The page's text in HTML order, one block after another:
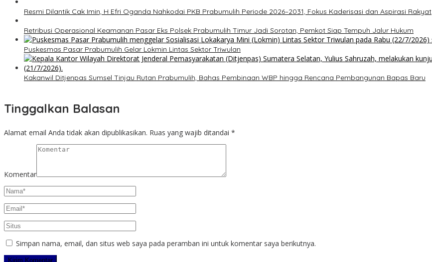
Resmi Dilantik Cak Imin, H Efri Oganda Nahkodai PKB Prabumulih Periode 2026–2031, Fokus Kaderisasi dan Aspirasi Rakyat
Retribusi Operasional Keamanan Pasar Eks Polsek Prabumulih Timur Jadi Sorotan, Pemkot Siap Tempuh Jalur Hukum
Puskesmas Pasar Prabumulih Gelar Lokmin Lintas Sektor Triwulan
Kakanwil Ditjenpas Sumsel Tinjau Rutan Prabumulih, Bahas Pembinaan WBP hingga Rencana Pembangunan Bapas Baru
Tinggalkan Balasan
Alamat email Anda tidak akan dipublikasikan. Ruas yang wajib ditandai *
Komentar
Simpan nama, email, dan situs web saya pada peramban ini untuk komentar saya berikutnya.